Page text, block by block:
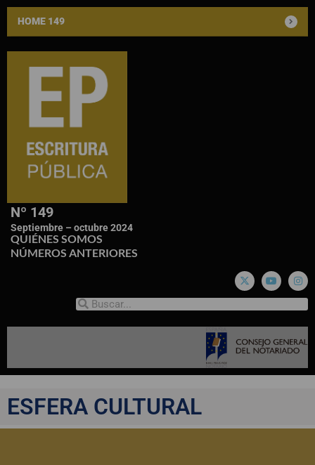
HOME 149
Nº 149
Septiembre – octubre 2024
QUIÉNES SOMOS
NÚMEROS ANTERIORES
ESFERA CULTURAL